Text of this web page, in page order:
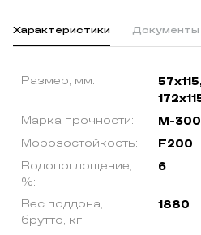
Характеристики Документы
Размер, мм:
Марка прочности: М-300
Морозостойкость: F200
Водопоглощение,
%:
6
Вес поддона,
брутто, кг:
1880